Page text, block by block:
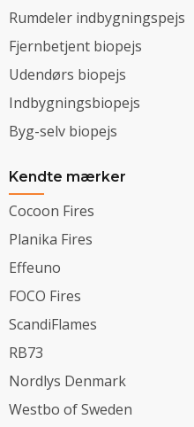
Rumdeler indbygningspejs
Fjernbetjent biopejs
Udendørs biopejs
Indbygningsbiopejs
Byg-selv biopejs
Kendte mærker
Cocoon Fires
Planika Fires
Effeuno
FOCO Fires
ScandiFlames
RB73
Nordlys Denmark
Westbo of Sweden